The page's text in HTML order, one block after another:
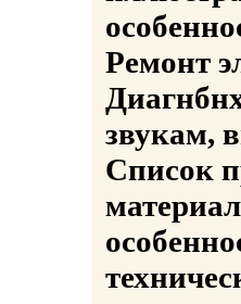
Ремонт
звукам,
Список